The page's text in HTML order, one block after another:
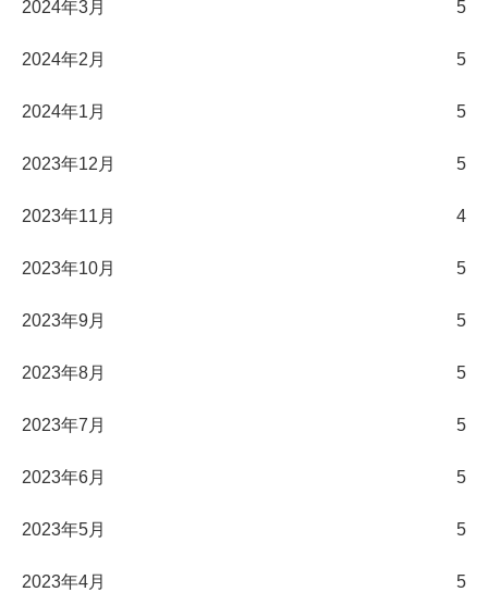
2024年3月 5
2024年2月 5
2024年1月 5
2023年12月 5
2023年11月 4
2023年10月 5
2023年9月 5
2023年8月 5
2023年7月 5
2023年6月 5
2023年5月 5
2023年4月 5